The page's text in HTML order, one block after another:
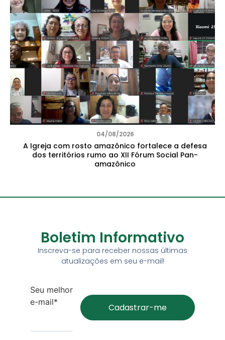
04/08/2026
A Igreja com rosto amazônico fortalece a defesa
dos territórios rumo ao XII Fórum Social Pan-
amazônico
Boletim Informativo
Inscreva-se para receber nossas últimas
atualizações em seu e-mail!
Seu melhor
e-mail*